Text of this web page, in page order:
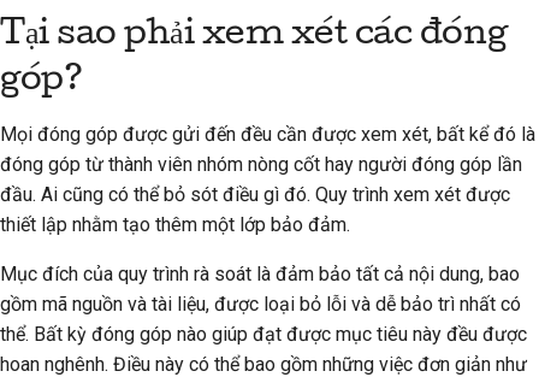
فارسی
日本語
한국어
Português
Русский
Hướng dẫn xây dựng
thương hiệu
2021
2019
2018
2017
2016
2015
Tại sao phải xem xét các đóng
góp?
Mọi đóng góp được gửi đến đều cần được xem xét, bất kể đó là
đóng góp từ thành viên nhóm nòng cốt hay người đóng góp lần
đầu. Ai cũng có thể bỏ sót điều gì đó. Quy trình xem xét được
thiết lập nhằm tạo thêm một lớp bảo đảm.
Mục đích của quy trình rà soát là đảm bảo tất cả nội dung, bao
gồm mã nguồn và tài liệu, được loại bỏ lỗi và dễ bảo trì nhất có
thể. Bất kỳ đóng góp nào giúp đạt được mục tiêu này đều được
hoan nghênh. Điều này có thể bao gồm những việc đơn giản như